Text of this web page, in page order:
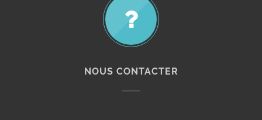
NOUS CONTACTER